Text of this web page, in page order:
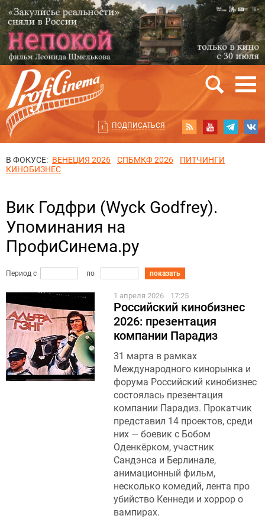
ПОДПИСАТЬСЯ
В ФОКУСЕ: ВЕНЕЦИЯ 2026 СПБМКФ 2026
ПИТЧИНГИ
КИНОБИЗНЕС
Вик Годфри (Wyck Godfrey).
Упоминания на
ПрофиСинема.ру
Период с по показать
1 апреля 2026 17:25
Российский кинобизнес
2026: презентация
компании Парадиз
31 марта в рамках
Международного кинорынка и
форума Российский кинобизнес
состоялась презентация
компании Парадиз. Прокатчик
представил 14 проектов, среди
них — боевик с Бобом
Оденкёрком, участник
Сандэнса и Берлинале,
анимационный фильм,
несколько комедий, лента про
убийство Кеннеди и хоррор о
вампирах.